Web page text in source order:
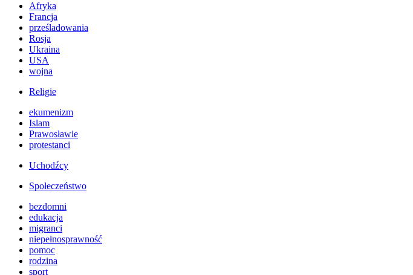
Afryka
Francja
prześladowania
Rosja
Ukraina
USA
wojna
Religie
ekumenizm
Islam
Prawosławie
protestanci
Uchodźcy
Społeczeństwo
bezdomni
edukacja
migranci
niepełnosprawność
pomoc
rodzina
sport